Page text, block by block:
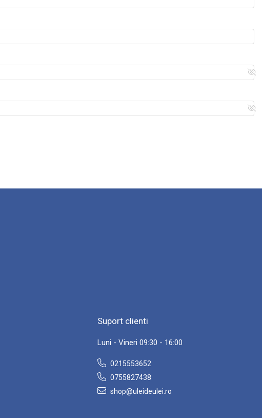
Suport clienti
Luni - Vineri 09:30 - 16:00
0215553652
0755827438
shop@uleideulei.ro